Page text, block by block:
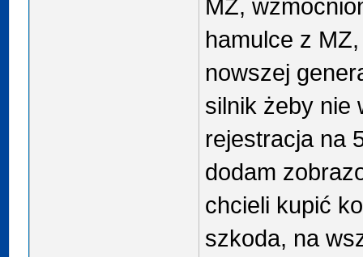
MZ,
hamulce z
nowszej
silnik żeby nie
rejestracja na
dodam
chcieli kupić
szkoda, na